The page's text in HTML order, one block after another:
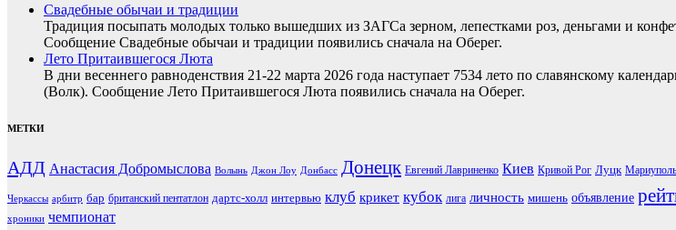
Свадебные обычаи и традиции
Традиция посыпать молодых только вышедших из ЗАГСа зерном, лепестками роз, деньгами и
Сообщение Свадебные обычаи и традиции появились сначала на Оберег.
Лето Притаившегося Люта
В дни весеннего равноденствия 21-22 марта 2026 года наступает 7534 лето по славянскому
(Волк). Сообщение Лето Притаившегося Люта появились сначала на Оберег.
МЕТКИ
АДД Анастасия Добромыслова Волынь Джон Лоу Донбасс Донецк Евгений Лавриненко Киев Кривой Рог Луцк Мариуполь
Черкассы арбитр бар британский пентатлон дартс-холл интервью клуб крикет кубок лига личность мишень объявление
хроники чемпионат